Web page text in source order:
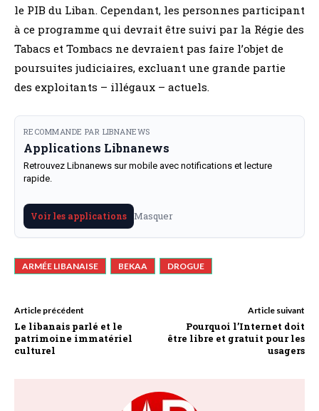
le PIB du Liban. Cependant, les personnes participant
à ce programme qui devrait être suivi par la Régie des
Tabacs et Tombacs ne devraient pas faire l’objet de
poursuites judiciaires, excluant une grande partie
des exploitants – illégaux – actuels.
RECOMMANDE PAR LIBNANEWS
Applications Libnanews
Retrouvez Libnanews sur mobile avec notifications et lecture
rapide.
Voir les applications Masquer
ARMÉE LIBANAISE BEKAA DROGUE
Article précédent
Le libanais parlé et le
patrimoine immatériel
culturel
Article suivant
Pourquoi l’Internet doit
être libre et gratuit pour les
usagers